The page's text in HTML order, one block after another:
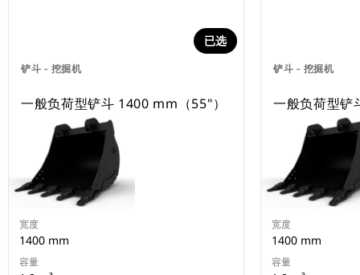
铲斗 - 挖掘机
已选
一般负荷型铲斗 1400 mm（55"）
宽度
1400 mm
容量
铲斗 - 挖掘机
一般负荷型
宽度
1400 mm
容量